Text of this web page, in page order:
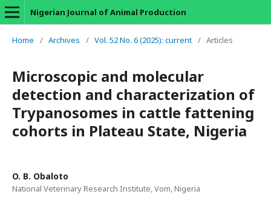
Nigerian Journal of Animal Production
Home / Archives / Vol. 52 No. 6 (2025): current / Articles
Microscopic and molecular
detection and characterization of
Trypanosomes in cattle fattening
cohorts in Plateau State, Nigeria
O. B. Obaloto
National Veterinary Research Institute, Vom, Nigeria